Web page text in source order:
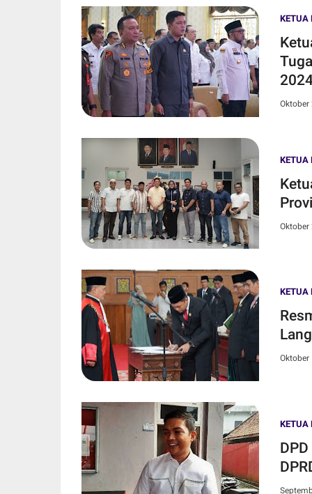
KETUA
Oktober
KETUA
Ketua DPRD
Oktober
KETUA
Oktober
KETUA